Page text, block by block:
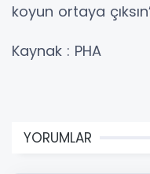
koyun ortaya
Kaynak : PHA
YORUMLAR